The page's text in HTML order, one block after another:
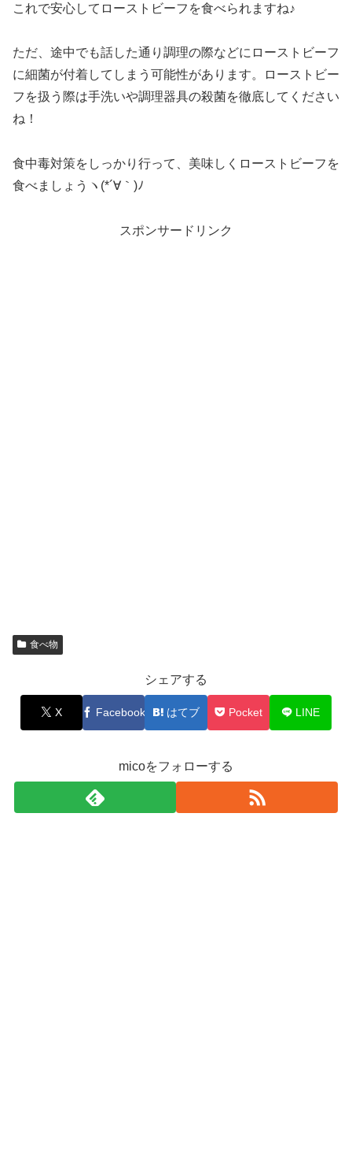
これで安心してローストビーフを食べられますね♪
ただ、途中でも話した通り調理の際などにローストビーフ
に細菌が付着してしまう可能性があります。ローストビー
フを扱う際は手洗いや調理器具の殺菌を徹底してください
ね！
食中毒対策をしっかり行って、美味しくローストビーフを
食べましょうヽ(*´∀｀)ﾉ
スポンサードリンク
食べ物
シェアする
X Facebook はてブ Pocket LINE
micoをフォローする